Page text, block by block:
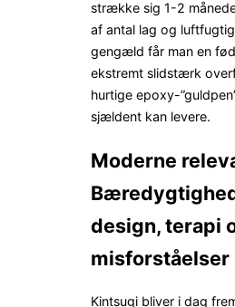
strække sig 1-2
af antal lag og
gengæld får man en
ekstremt slidstærk
hurtige epoxy-
sjældent kan levere.
Moderne
design, terapi
misforståelser
Kintsugi bliver i dag